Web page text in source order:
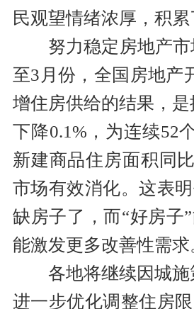
民观望情绪浓厚，积
努力稳定房地产
至3月份，全国房地产
增住房供给的结果，
下降0.1%，为连续52
新建商品住房面积同
市场有效消化。这表
缺房子了，而“好房子
能激发更多改善性需
各地将继续因城
进一步优化调整住房